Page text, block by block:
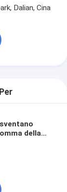
Dalian, Cina
della